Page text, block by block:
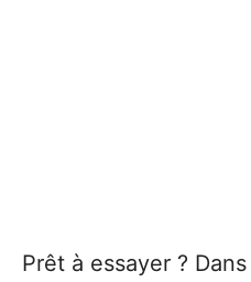
Prêt à essayer ?